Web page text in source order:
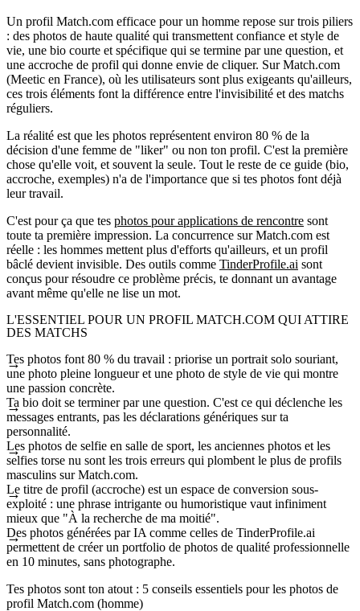
Un profil Match.com efficace pour un homme repose sur trois piliers
: des photos de haute qualité qui transmettent confiance et style de
vie, une bio courte et spécifique qui se termine par une question, et
une accroche de profil qui donne envie de cliquer. Sur Match.com
(Meetic en France), où les utilisateurs sont plus exigeants qu'ailleurs,
ces trois éléments font la différence entre l'invisibilité et des matchs
réguliers.
La réalité est que les photos représentent environ 80 % de la
décision d'une femme de "liker" ou non ton profil. C'est la première
chose qu'elle voit, et souvent la seule. Tout le reste de ce guide (bio,
accroche, exemples) n'a de l'importance que si tes photos font déjà
leur travail.
C'est pour ça que tes photos pour applications de rencontre sont
toute ta première impression. La concurrence sur Match.com est
réelle : les hommes mettent plus d'efforts qu'ailleurs, et un profil
bâclé devient invisible. Des outils comme TinderProfile.ai sont
conçus pour résoudre ce problème précis, te donnant un avantage
avant même qu'elle ne lise un mot.
L'ESSENTIEL POUR UN PROFIL MATCH.COM QUI ATTIRE
DES MATCHS
Tes photos font 80 % du travail : priorise un portrait solo souriant,
une photo pleine longueur et une photo de style de vie qui montre
une passion concrète.
Ta bio doit se terminer par une question. C'est ce qui déclenche les
messages entrants, pas les déclarations génériques sur ta
personnalité.
Les photos de selfie en salle de sport, les anciennes photos et les
selfies torse nu sont les trois erreurs qui plombent le plus de profils
masculins sur Match.com.
Le titre de profil (accroche) est un espace de conversion sous-
exploité : une phrase intrigante ou humoristique vaut infiniment
mieux que "À la recherche de ma moitié".
Des photos générées par IA comme celles de TinderProfile.ai
permettent de créer un portfolio de photos de qualité professionnelle
en 10 minutes, sans photographe.
Tes photos sont ton atout : 5 conseils essentiels pour les photos de
profil Match.com (homme)